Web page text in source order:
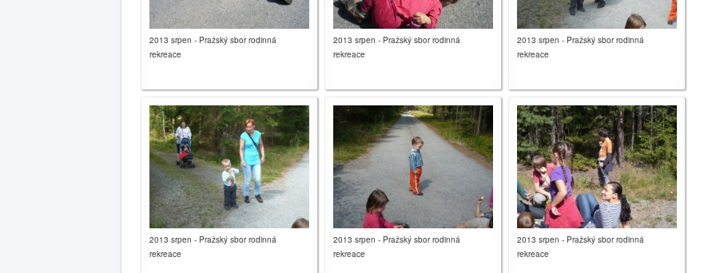
2013 srpen - Pražský sbor rodinná
rekreace
2013 srpen - Pražský sbor rodinná
rekreace
2013 srpen - Pražský sbor rodinná
rekreace
2013 srpen - Pražský sbor rodinná
rekreace
2013 srpen - Pražský sbor rodinná
rekreace
2013 srpen - Pražský sbor rodinná
rekreace